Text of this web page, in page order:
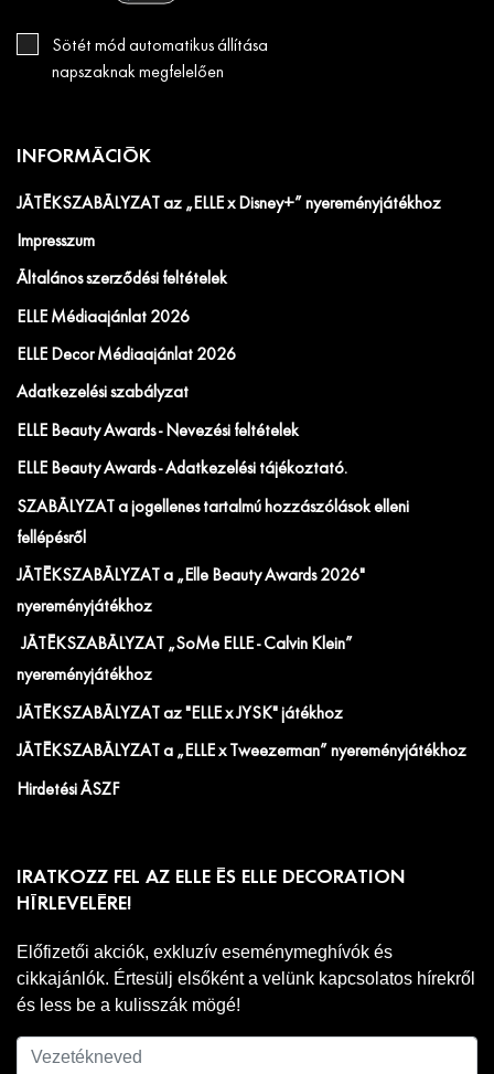
Sötét mód automatikus állítása
napszaknak megfelelően
INFORMÁCIÓK
JÁTÉKSZABÁLYZAT az „ELLE x Disney+” nyereményjátékhoz
Impresszum
Általános szerződési feltételek
ELLE Médiaajánlat 2026
ELLE Decor Médiaajánlat 2026
Adatkezelési szabályzat
ELLE Beauty Awards - Nevezési feltételek
ELLE Beauty Awards - Adatkezelési tájékoztató.
SZABÁLYZAT a jogellenes tartalmú hozzászólások elleni
fellépésről
JÁTÉKSZABÁLYZAT a „Elle Beauty Awards 2026"
nyereményjátékhoz
JÁTÉKSZABÁLYZAT „SoMe ELLE - Calvin Klein”
nyereményjátékhoz
JÁTÉKSZABÁLYZAT az "ELLE x JYSK" játékhoz
JÁTÉKSZABÁLYZAT a „ELLE x Tweezerman” nyereményjátékhoz
Hirdetési ÁSZF
IRATKOZZ FEL AZ ELLE ÉS ELLE DECORATION
HÍRLEVELÉRE!
Előfizetői akciók, exkluzív eseménymeghívók és
cikkajánlók. Értesülj elsőként a velünk kapcsolatos hírekről
és less be a kulisszák mögé!